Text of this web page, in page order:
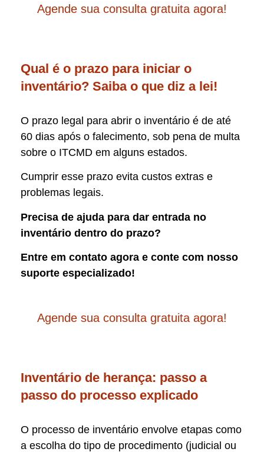
Agende sua consulta gratuita agora!
Qual é o prazo para iniciar o
inventário? Saiba o que diz a lei!
O prazo legal para abrir o inventário é de até
60 dias após o falecimento, sob pena de multa
sobre o ITCMD em alguns estados.
Cumprir esse prazo evita custos extras e
problemas legais.
Precisa de ajuda para dar entrada no
inventário dentro do prazo?
Entre em contato agora e conte com nosso
suporte especializado!
Agende sua consulta gratuita agora!
Inventário de herança: passo a
passo do processo explicado
O processo de inventário envolve etapas como
a escolha do tipo de procedimento (judicial ou